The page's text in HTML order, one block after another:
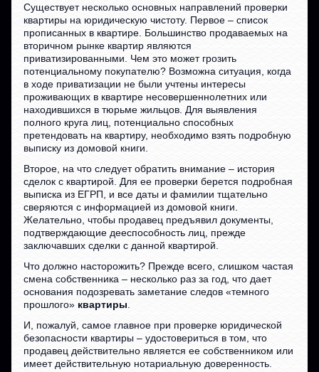
Существует несколько основных направлений проверки
квартиры на юридическую чистоту. Первое – список
прописанных в квартире. Большинство продаваемых на
вторичном рынке квартир являются
приватизированными. Чем это может грозить
потенциальному покупателю? Возможна ситуация, когда
в ходе приватизации не были учтены интересы
проживающих в квартире несовершеннолетних или
находившихся в тюрьме жильцов. Для выявления
полного круга лиц, потенциально способных
претендовать на квартиру, необходимо взять подробную
выписку из домовой книги.
Второе, на что следует обратить внимание – история
сделок с квартирой. Для ее проверки берется подробная
выписка из ЕГРП, и все даты и фамилии тщательно
сверяются с информацией из домовой книги.
Желательно, чтобы продавец предъявил документы,
подтверждающие дееспособность лиц, прежде
заключавших сделки с данной квартирой.
Что должно насторожить? Прежде всего, слишком частая
смена собственника – несколько раз за год, что дает
основания подозревать заметание следов «темного
прошлого» квартиры.
И, пожалуй, самое главное при проверке юридической
безопасности квартиры – удостовериться в том, что
продавец действительно является ее собственником или
имеет действительную нотариальную доверенность.